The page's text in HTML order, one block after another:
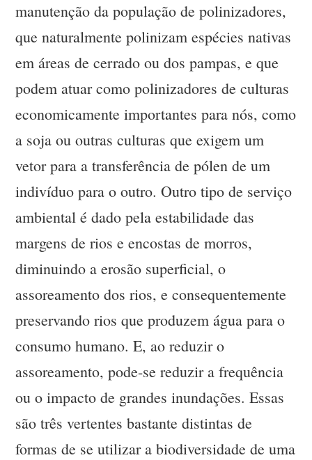
manutenção da população de polinizadores,
que naturalmente polinizam espécies nativas
em áreas de cerrado ou dos pampas, e que
podem atuar como polinizadores de culturas
economicamente importantes para nós, como
a soja ou outras culturas que exigem um
vetor para a transferência de pólen de um
indivíduo para o outro. Outro tipo de serviço
ambiental é dado pela estabilidade das
margens de rios e encostas de morros,
diminuindo a erosão superficial, o
assoreamento dos rios, e consequentemente
preservando rios que produzem água para o
consumo humano. E, ao reduzir o
assoreamento, pode-se reduzir a frequência
ou o impacto de grandes inundações. Essas
são três vertentes bastante distintas de
formas de se utilizar a biodiversidade de uma